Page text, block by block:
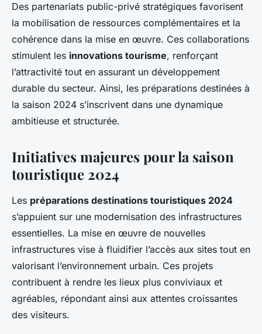
Des partenariats public-privé stratégiques favorisent
la mobilisation de ressources complémentaires et la
cohérence dans la mise en œuvre. Ces collaborations
stimulent les innovations tourisme, renforçant
l’attractivité tout en assurant un développement
durable du secteur. Ainsi, les préparations destinées à
la saison 2024 s’inscrivent dans une dynamique
ambitieuse et structurée.
Initiatives majeures pour la saison
touristique 2024
Les préparations destinations touristiques 2024
s’appuient sur une modernisation des infrastructures
essentielles. La mise en œuvre de nouvelles
infrastructures vise à fluidifier l’accès aux sites tout en
valorisant l’environnement urbain. Ces projets
contribuent à rendre les lieux plus conviviaux et
agréables, répondant ainsi aux attentes croissantes
des visiteurs.